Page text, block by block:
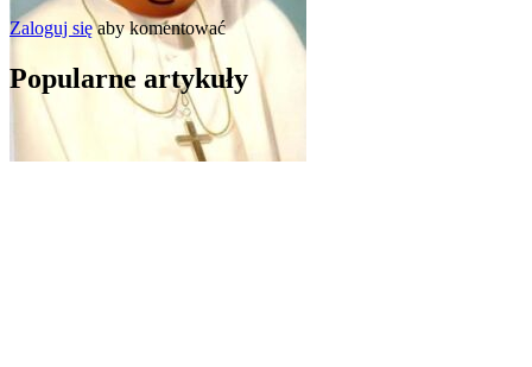
Zaloguj sięaby komentować
Popularne artykuły